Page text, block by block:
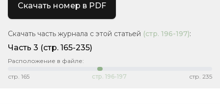
Скачать номер в PDF
Скачать часть журнала с этой статьей (стр. 196-197):
Часть 3 (стр. 165-235)
Расположение в файле:
стр. 165 стр. 196-197 стр. 235